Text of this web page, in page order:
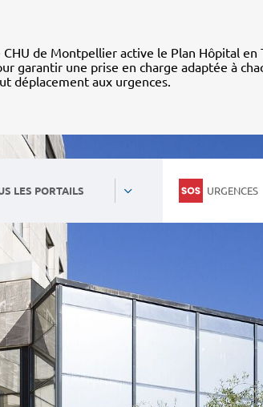
CHU de Montpellier active le Plan Hôpital en
garantir une prise en charge adaptée à
déplacement aux urgences.
LES PORTAILS URGENCES